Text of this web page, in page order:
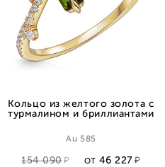
Кольцо из желтого золота с
турмалином и бриллиантами
Au 585
154 090 ОТ 46 227